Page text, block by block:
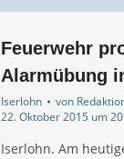
Feuerwehr
Alarmübung
Iserlohn von
22. Oktober 2015 um
Iserlohn. Am